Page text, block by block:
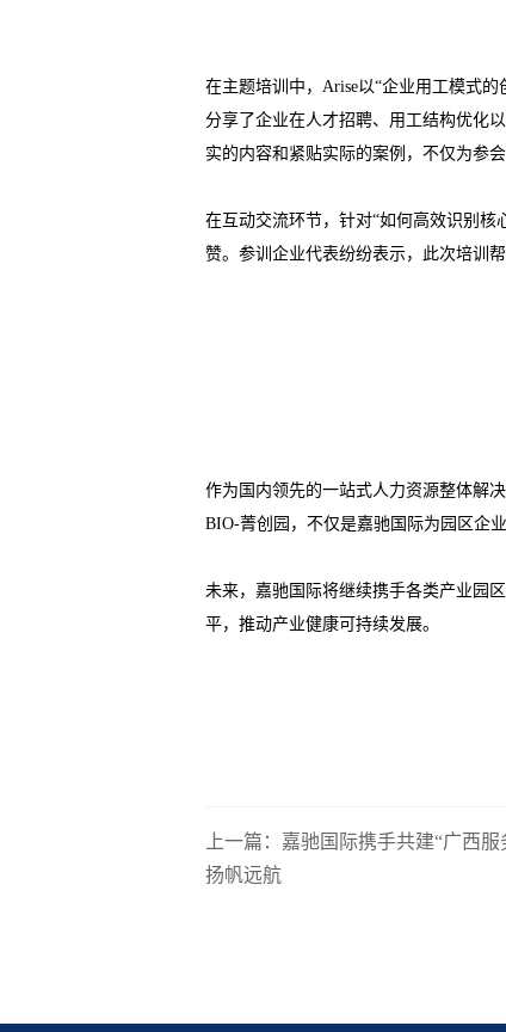
在主题培训中，Arise以“企业用工模式
分享了企业在人才招聘、用工结构优化
实的内容和紧贴实际的案例，不仅为参
在互动交流环节，针对“如何高效识别核
赞。参训企业代表纷纷表示，此次培训
作为国内领先的一站式人力资源整体解
BIO-菁创园，不仅是嘉驰国际为园区企
未来，嘉驰国际将继续携手各类产业园
平，推动产业健康可持续发展。
上一篇：嘉驰国际携手共建“广西
扬帆远航